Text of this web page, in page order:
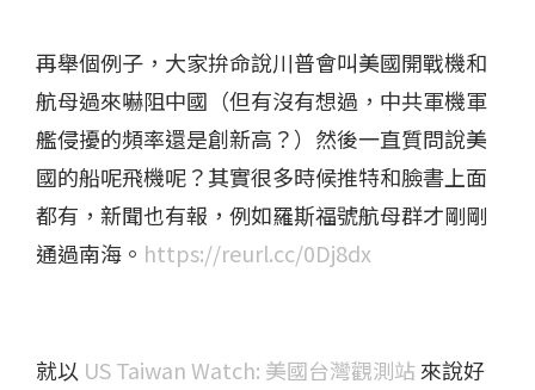
再舉個例子，大家拚命說川普會叫美國開戰機和
航母過來嚇阻中國（但有沒有想過，中共軍機軍
艦侵擾的頻率還是創新高？）然後一直質問說美
國的船呢飛機呢？​其實很多時候推特和臉書上面
都有，新聞也有報​，例如羅斯福號航母群才剛剛
通過南海。​ https://reurl.cc/0Dj8dx
就以 US Taiwan Watch: 美國台灣觀測站 來說好